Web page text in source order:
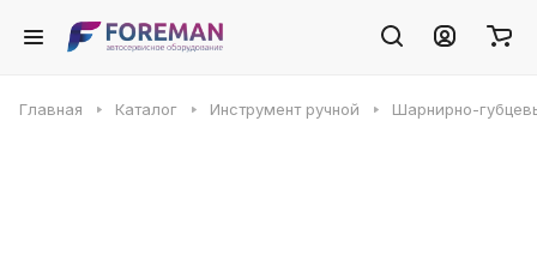
Главная Каталог Инструмент ручной Шарнирно-